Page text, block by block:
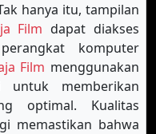
hanya itu, tampilan
Film dapat diakses
komputer
Film menggunakan
memberikan
optimal. Kualitas
memastikan bahwa